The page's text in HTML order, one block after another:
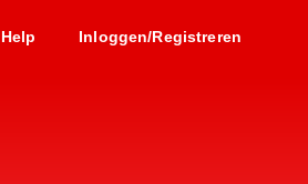
Help Inloggen/Registreren